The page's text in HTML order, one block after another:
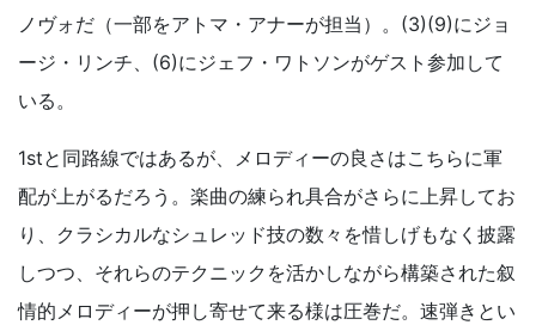
ノヴォだ（一部をアトマ・アナーが担当）。(3)(9)にジョ
ージ・リンチ、(6)にジェフ・ワトソンがゲスト参加して
いる。
1stと同路線ではあるが、メロディーの良さはこちらに軍
配が上がるだろう。楽曲の練られ具合がさらに上昇してお
り、クラシカルなシュレッド技の数々を惜しげもなく披露
しつつ、それらのテクニックを活かしながら構築された叙
情的メロディーが押し寄せて来る様は圧巻だ。速弾きとい